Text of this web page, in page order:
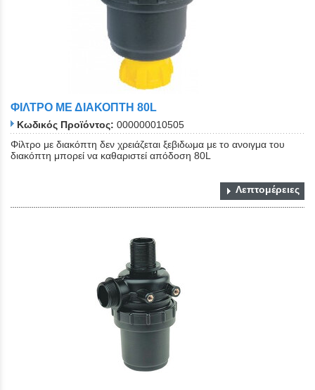
ΦΙΛΤΡΟ ΜΕ ΔΙΑΚΟΠΤΗ 80L
Κωδικός Προϊόντος: 000000010505
Φίλτρο με διακόπτη δεν χρειάζεται ξεβιδωμα με το ανοιγμα του
διακόπτη μπορεί να καθαριστεί απόδοση 80L
Λεπτομέρειες